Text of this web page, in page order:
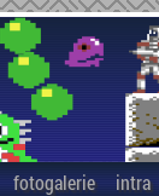
fotogalerie intra